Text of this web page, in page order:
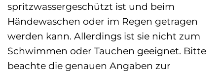
spritzwassergeschützt ist und beim
Händewaschen oder im Regen getragen
werden kann. Allerdings ist sie nicht zum
Schwimmen oder Tauchen geeignet. Bitte
beachte die genauen Angaben zur